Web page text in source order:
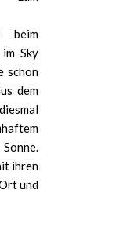
beim
Sky
schon
dem
ihren
und